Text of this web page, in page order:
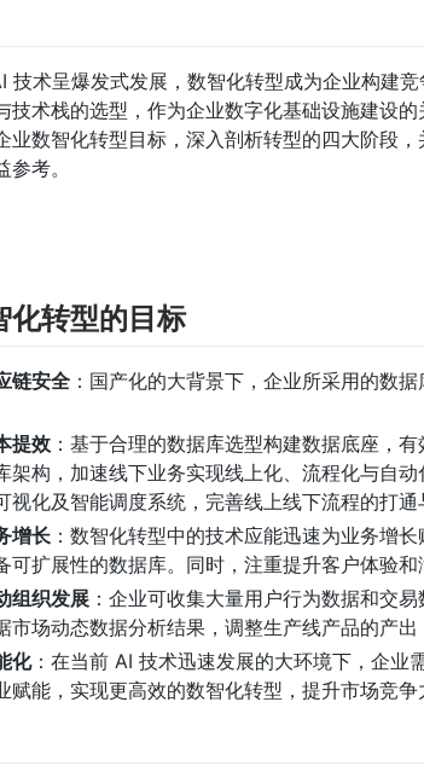
技术呈爆发式发展，数智化转型成为企业构建
技术栈的选型，作为企业数字化基础设施建设
业数智化转型目标，深入剖析转型的四大阶段
考。
化转型的目标
链安全 ：国产化的大背景下，企业所采用的数
提效 ：基于合理的数据库选型构建数据底座，
架构，加速线下业务实现线上化、流程化与自
视化及智能调度系统，完善线上线下流程的打
增长 ：数智化转型中的技术应能迅速为业务增
可扩展性的数据库。同时，注重提升客户体验
组织发展 ：企业可收集大量用户行为数据和交
市场动态数据分析结果，调整生产线产品的产
化：在当前 AI 技术迅速发展的大环境下，企业
赋能，实现更高效的数智化转型，提升市场竞争